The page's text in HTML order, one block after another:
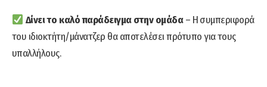
Δίνει το καλό παράδειγμα στην ομάδα– Η συμπεριφορά
του ιδιοκτήτη/μάνατζερ θα αποτελέσει πρότυπο για τους
υπαλλήλους.